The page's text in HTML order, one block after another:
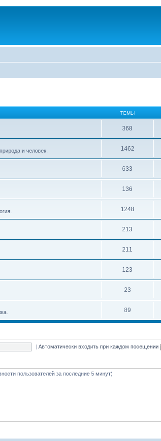
ТЕМЫ
368
и человек. 1462
633
136
1248
213
211
123
23
89
|Автоматически входить при каждом посещении
пользователей за последние 5 минут)